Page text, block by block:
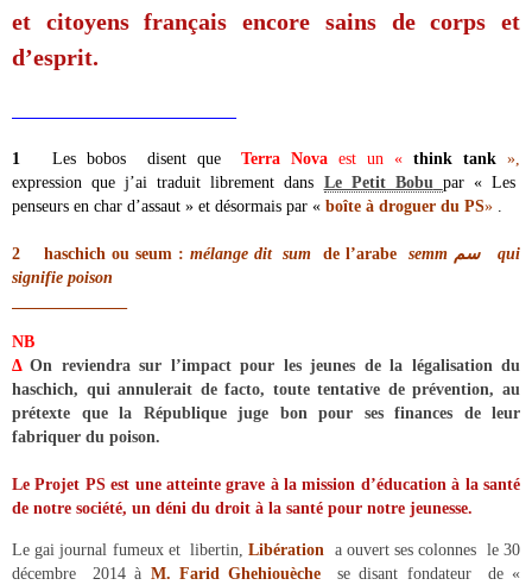
et citoyens français encore sains de corps et
d’esprit.
1 Les bobos disent queTerra Nova est un «think tank »,
expression que j’ai traduit librement dans Le Petit Bobu par « Les
penseurs en char d’assaut » et désormais par « boîte à droguer du PS»
2 haschich ou seum : mélange dit sumde l’arabe semm سمqui
signifie poison
NB
ΔOn reviendra sur l’impact pour les jeunes de la légalisation du
haschich, qui annulerait de facto, toute tentative de prévention, au
prétexte que la République juge bon pour ses finances de leur
fabriquer du poison.
Le Projet PS est une atteinte grave à la mission d’éducation à la santé
de notre société, un déni du droit à la santé pour notre jeunesse.
Le gai journal fumeux et libertin,Libération
a ouvert ses colonnes le 30
décembre 2014 à M. Farid Ghehiouèche
se disant fondateur de «